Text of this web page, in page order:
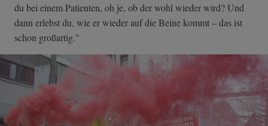
du bei einem Patienten, oh je, ob der wohl wieder wird? Und
dann erlebst du, wie er wieder auf die Beine kommt – das ist
schon großartig."